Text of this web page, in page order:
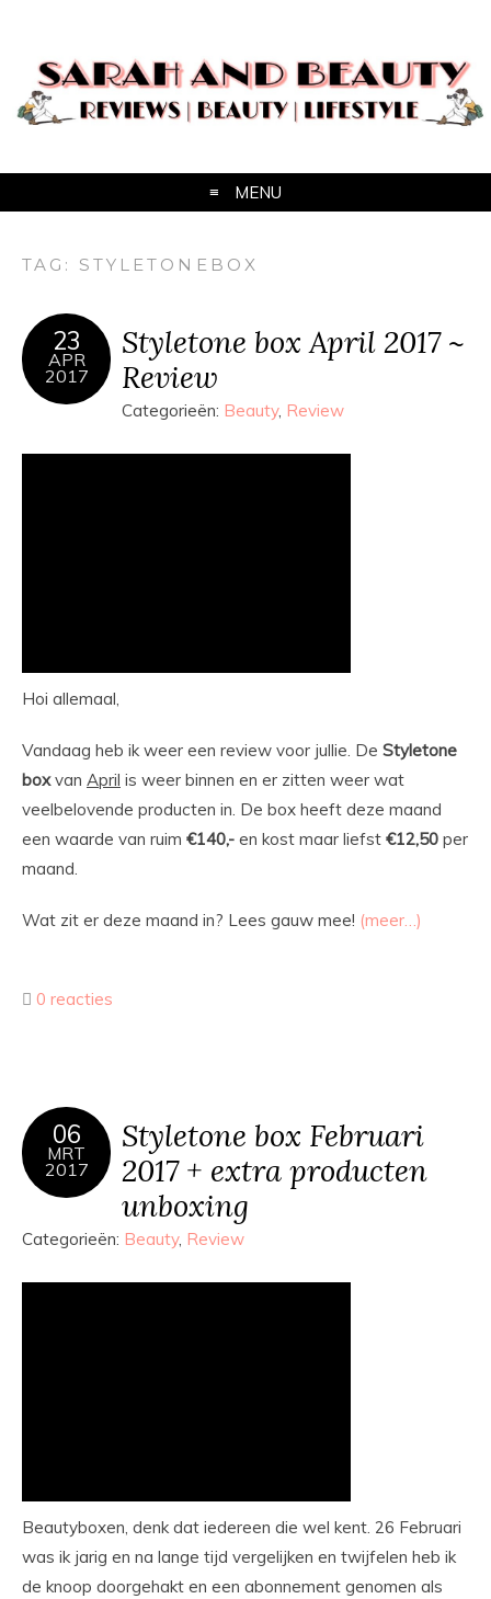
MENU
TAG: STYLETONEBOX
23
APR
2017
Styletone box April 2017 ~
Review
Categorieën: Beauty, Review
Hoi allemaal,
Vandaag heb ik weer een review voor jullie. De Styletone
boxvan April is weer binnen en er zitten weer wat
veelbelovende producten in. De box heeft deze maand
een waarde van ruim €140,- en kost maar liefst €12,50 per
maand.
Wat zit er deze maand in? Lees gauw mee! (meer…)
0 reacties
06
MRT
2017
Styletone box Februari
2017 + extra producten
unboxing
Categorieën: Beauty, Review
Beautyboxen, denk dat iedereen die wel kent. 26 Februari
was ik jarig en na lange tijd vergelijken en twijfelen heb ik
de knoop doorgehakt en een abonnement genomen als